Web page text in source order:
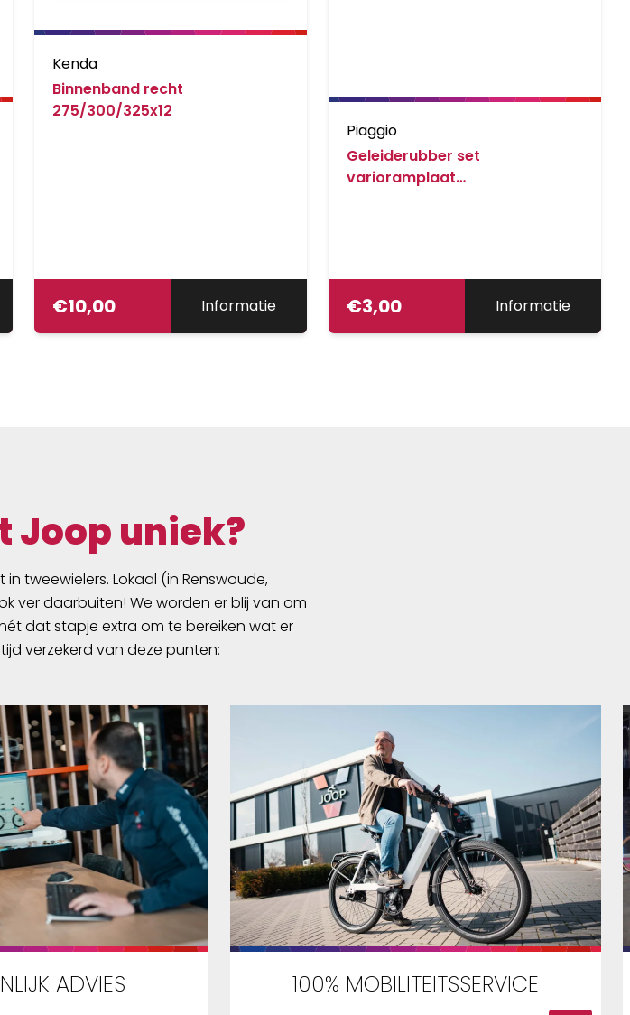
Kenda
Binnenband recht
275/300/325x12
€10,00 Informatie
Piaggio
Geleiderubber set
varioramplaat
€3,00 Informatie
Joop uniek?
in tweewielers. Lokaal (in Renswoude,
ver daarbuiten! We worden er blij van om
dat stapje extra om te bereiken wat er
verzekerd van deze punten:
ADVIES 100% MOBILITEITSSERVICE